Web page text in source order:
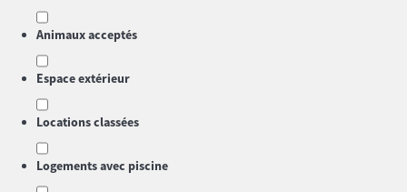
Animaux acceptés
Espace extérieur
Locations classées
Logements avec piscine